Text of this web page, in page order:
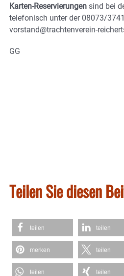
Karten-Reservierungen sind bei
telefonisch unter der 08073/
vorstand@trachtenverein-
GG
Teilen Sie diesen
teilen teilen
merken teilen
teilen teilen